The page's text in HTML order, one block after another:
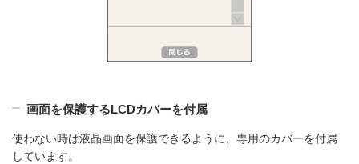
画面を保護するLCDカバーを付属
使わない時は液晶画面を保護できるように、専用のカバーを付属
しています。